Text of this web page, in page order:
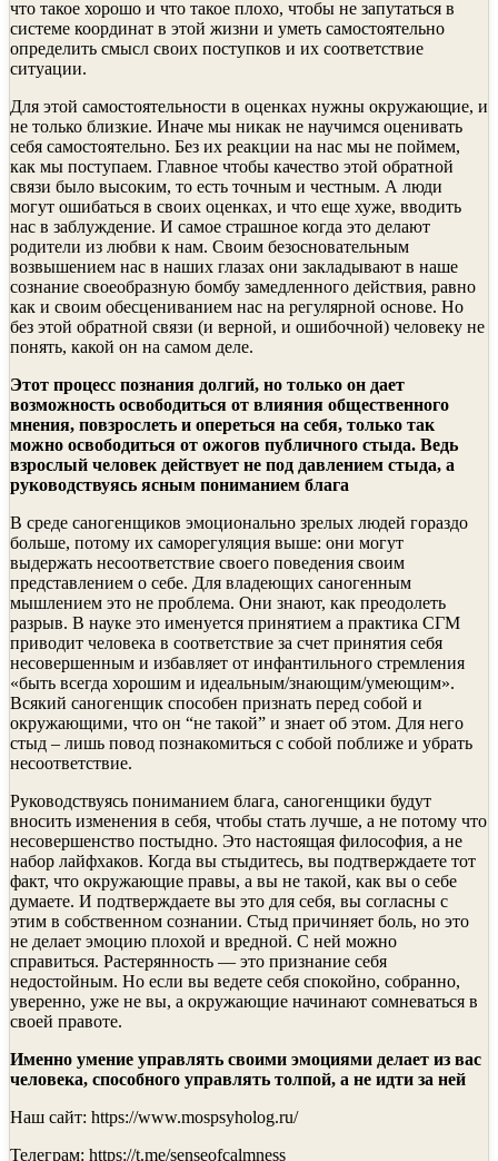
что такое хорошо и что такое плохо, чтобы не запутаться в
системе координат в этой жизни и уметь самостоятельно
определить смысл своих поступков и их соответствие
ситуации.
Для этой самостоятельности в оценках нужны окружающие, и
не только близкие. Иначе мы никак не научимся оценивать
себя самостоятельно. Без их реакции на нас мы не поймем,
как мы поступаем. Главное чтобы качество этой обратной
связи было высоким, то есть точным и честным. А люди
могут ошибаться в своих оценках, и что еще хуже, вводить
нас в заблуждение. И самое страшное когда это делают
родители из любви к нам. Своим безосновательным
возвышением нас в наших глазах они закладывают в наше
сознание своеобразную бомбу замедленного действия, равно
как и своим обесцениванием нас на регулярной основе. Но
без этой обратной связи (и верной, и ошибочной) человеку не
понять, какой он на самом деле.
Этот процесс познания долгий, но только он дает
возможность освободиться от влияния общественного
мнения, повзрослеть и опереться на себя, только так
можно освободиться от ожогов публичного стыда. Ведь
взрослый человек действует не под давлением стыда, а
руководствуясь ясным пониманием блага
В среде саногенщиков эмоционально зрелых людей гораздо
больше, потому их саморегуляция выше: они могут
выдержать несоответствие своего поведения своим
представлением о себе. Для владеющих саногенным
мышлением это не проблема. Они знают, как преодолеть
разрыв. В науке это именуется принятием а практика СГМ
приводит человека в соответствие за счет принятия себя
несовершенным и избавляет от инфантильного стремления
«быть всегда хорошим и идеальным/знающим/умеющим».
Всякий саногенщик способен признать перед собой и
окружающими, что он “не такой” и знает об этом. Для него
стыд – лишь повод познакомиться с собой поближе и убрать
несоответствие.
Руководствуясь пониманием блага, саногенщики будут
вносить изменения в себя, чтобы стать лучше, а не потому что
несовершенство постыдно. Это настоящая философия, а не
набор лайфхаков. Когда вы стыдитесь, вы подтверждаете тот
факт, что окружающие правы, а вы не такой, как вы о себе
думаете. И подтверждаете вы это для себя, вы согласны с
этим в собственном сознании. Стыд причиняет боль, но это
не делает эмоцию плохой и вредной. С ней можно
справиться. Растерянность — это признание себя
недостойным. Но если вы ведете себя спокойно, собранно,
уверенно, уже не вы, а окружающие начинают сомневаться в
своей правоте.
Именно умение управлять своими эмоциями делает из вас
человека, способного управлять толпой, а не идти за ней
Наш сайт: https://www.mospsyholog.ru/
Телеграм: https://t.me/senseofcalmness